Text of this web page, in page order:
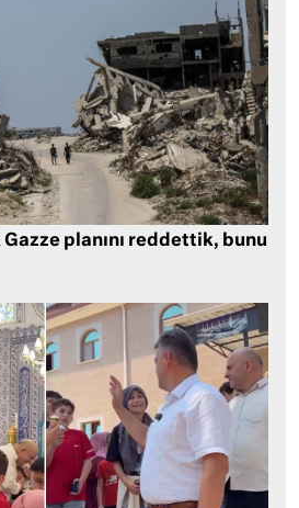
planını reddettik, bunu